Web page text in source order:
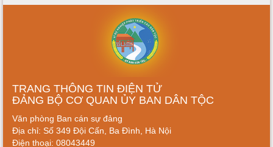
TRANG THÔNG TIN ĐIỆN TỬ
ĐẢNG BỘ CƠ QUAN ỦY BAN DÂN TỘC
Văn phòng Ban cán sự đảng
Địa chỉ: Số 349 Đội Cấn, Ba Đình, Hà Nội
Điện thoại: 08043449